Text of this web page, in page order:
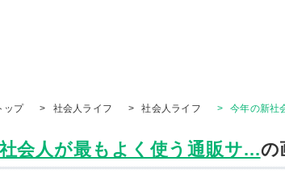
ップ > 社会人ライフ > 社会人ライフ > 今年の新社
会人が最もよく使う通販サ...